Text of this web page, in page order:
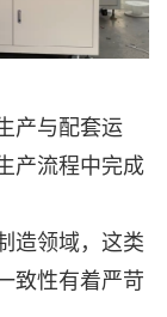
产与配套运
产流程中完成
造领域，这类
致性有着严苛